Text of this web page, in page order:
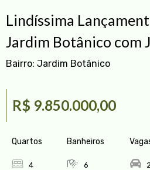
Lindíssima
Jardim Botânico com
Bairro: Jardim Botânico
R$ 9.850.000,00
Quartos
4
Banheiros
6 2